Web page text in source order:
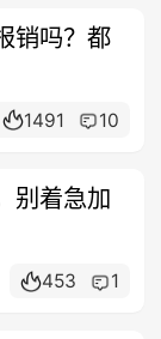
销吗？都
1491 10
别着急加
453 1